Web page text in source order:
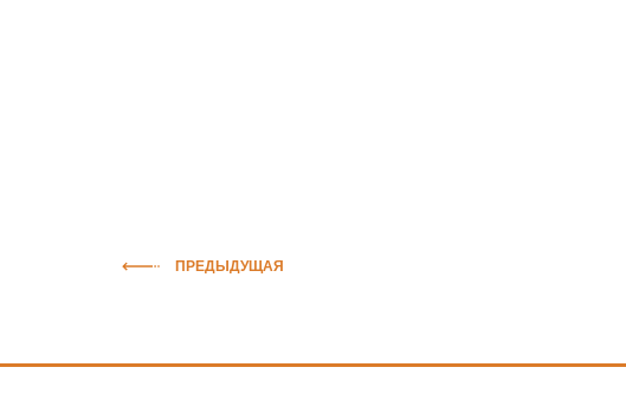
ПРЕДЫДУЩАЯ